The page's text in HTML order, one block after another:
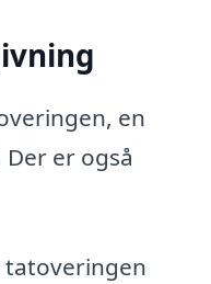
en
er også